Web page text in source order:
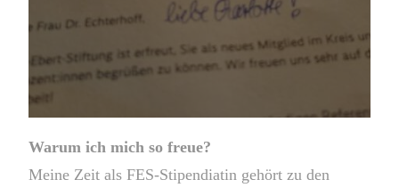
Warum ich mich so freue?
Meine Zeit als FES-Stipendiatin gehört zu den